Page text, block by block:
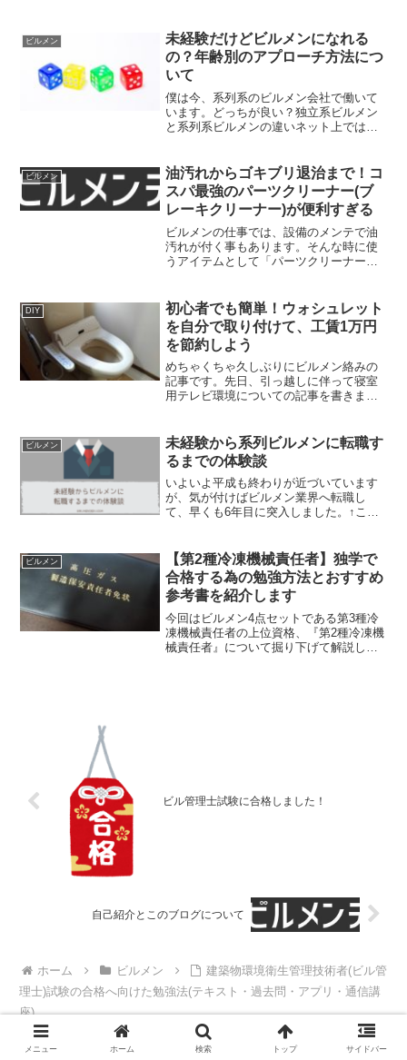
ビルメン
未経験だけどビルメンになれる
の？年齢別のアプローチ方法につ
いて
僕は今、系列系のビルメン会社で働いて
います。どっちが良い？独立系ビルメン
と系列系ビルメンの違いネット上ではこ
会復帰におすすめ」「40歳でもまだ若
手」「今日もネットサーフ...
ビルメン
油汚れからゴキブリ退治まで！コ
スパ最強のパーツクリーナー(ブ
レーキクリーナー)が便利すぎる
ビルメンの仕事では、設備のメンテで油
汚れが付く事もあります。そんな時に使
うアイテムとして「パーツクリーナー」
す。）KURE パーツクリーナーposted
with カエ...
DIY
初心者でも簡単！ウォシュレット
を自分で取り付けて、工賃1万円
を節約しよう
めちゃくちゃ久しぶりにビルメン絡みの
記事です。先日、引っ越しに伴って寝室
用テレビ環境についての記事を書きまし
ルメンデス新居は以前より広くなったも
のの築年数は古く...
ビルメン
未経験から系列ビルメンに転職す
るまでの体験談
いよいよ平成も終わりが近づいています
が、気が付けばビルメン業界へ転職し
て、早くも6年目に突入しました。↑この
パレルメーカーで、新卒から3年働いて現
在の系列ビルメン会社...
ビルメン
【第2種冷凍機械責任者】独学で
合格する為の勉強方法とおすすめ
参考書を紹介します
今回はビルメン4点セットである第3種冷
凍機械責任者の上位資格、『第2種冷凍機
械責任者』について掘り下げて解説して
ビル管理士試験に合格しました！
自己紹介とこのブログについて
ホーム ビルメン
建築物環境衛生管理技術者(ビル管
理士)試験の合格へ向けた勉強法(テキスト・過去問・アプリ・通信講
座)
メニュー ホーム 検索 トップ サイドバー